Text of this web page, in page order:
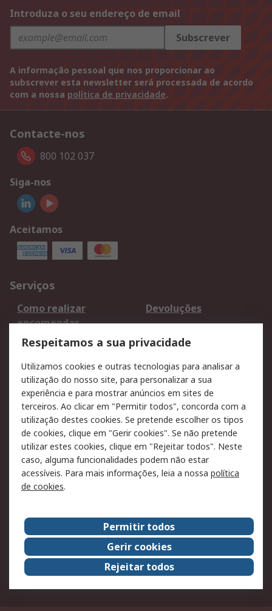
Introduza o seu endereço de email
Subscrever
A informação pessoal que nos proporcionar ao
subscrever esta newsletter será processada de acordo
com a nossa política de privacidade.
Contacte-nos
800 102 037
Siga-nos
Aceitamos
Serviços
Como realizar
encomendas
Devoluções
Formas de entrega
Qualidade e ambiente
Pagamento e
faturação
Legal
Aviso legal
Política de cookies
Política de privacidade
- Atualizada
Segurança de emails
Condições de venda
Sobre a RS
A RS no mundo
RS Group
Sobre a RS
Trabalhar na RS
ESG
Respeitamos a sua privacidade
Utilizamos cookies e outras tecnologias para analisar a
utilização do nosso site, para personalizar a sua
experiência e para mostrar anúncios em sites de
terceiros. Ao clicar em "Permitir todos", concorda com a
utilização destes cookies. Se pretende escolher os tipos
de cookies, clique em "Gerir cookies". Se não pretende
utilizar estes cookies, clique em "Rejeitar todos". Neste
caso, alguma funcionalidades podem não estar
acessíveis. Para mais informações, leia a nossa política
de cookies.
Permitir todos
Gerir cookies
Rejeitar todos